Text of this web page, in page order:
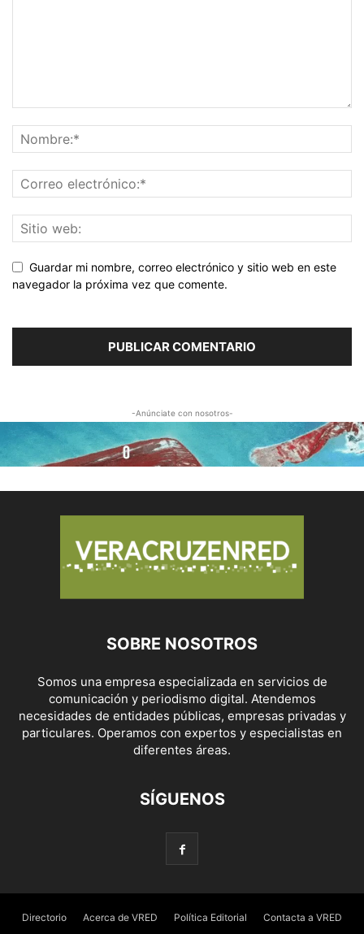
Guardar mi nombre, correo electrónico y sitio web en este
navegador la próxima vez que comente.
-Anúnciate con nosotros-
SOBRE NOSOTROS
Somos una empresa especializada en servicios de
comunicación y periodismo digital. Atendemos
necesidades de entidades públicas, empresas privadas y
particulares. Operamos con expertos y especialistas en
diferentes áreas.
SÍGUENOS
Directorio Acerca de VRED Política Editorial Contacta a VRED